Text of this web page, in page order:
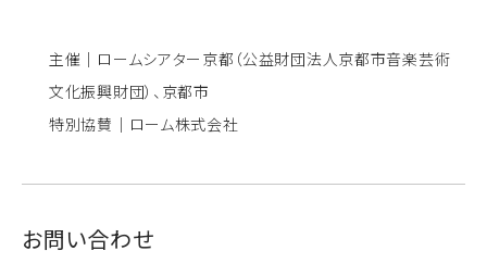
主催｜ロームシアター京都（公益財団法人京都市音楽芸術
文化振興財団）、京都市
特別協賛｜ローム株式会社
お問い合わせ